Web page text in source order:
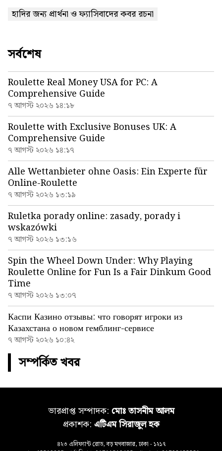
হাদির জন্য প্রার্থনা ও ফ্যাসিবাদের কবর রচনা
সর্বশেষ
Roulette Real Money USA for PC: A
Comprehensive Guide
৭ আগস্ট ২০২৬ ১৪:১৮
Roulette with Exclusive Bonuses UK: A
Comprehensive Guide
৭ আগস্ট ২০২৬ ১৪:১৭
Alle Wettanbieter ohne Oasis: Ein Experte für
Online-Roulette
৭ আগস্ট ২০২৬ ১৩:১৯
Ruletka porady online: zasady, porady i
wskazówki
৭ আগস্ট ২০২৬ ১৩:১৬
Spin the Wheel Down Under: Why Playing
Roulette Online for Fun Is a Fair Dinkum Good
Time
৭ আগস্ট ২০২৬ ১৩:০৭
Каспи Казино отзывы: что говорят игроки из
Казахстана о новом гемблинг-сервисе
৭ আগস্ট ২০২৬ ১০:৪২
সম্পর্কিত খবর
ভারপ্রাপ্ত সম্পাদক: মোঃ তাসনীম আলম
প্রকাশক: এটিএম সিরাজুল হক
৪২৩ এলিফ্যান্ট রোড, বড় মগবাজার, ঢাকা - ১২১৭